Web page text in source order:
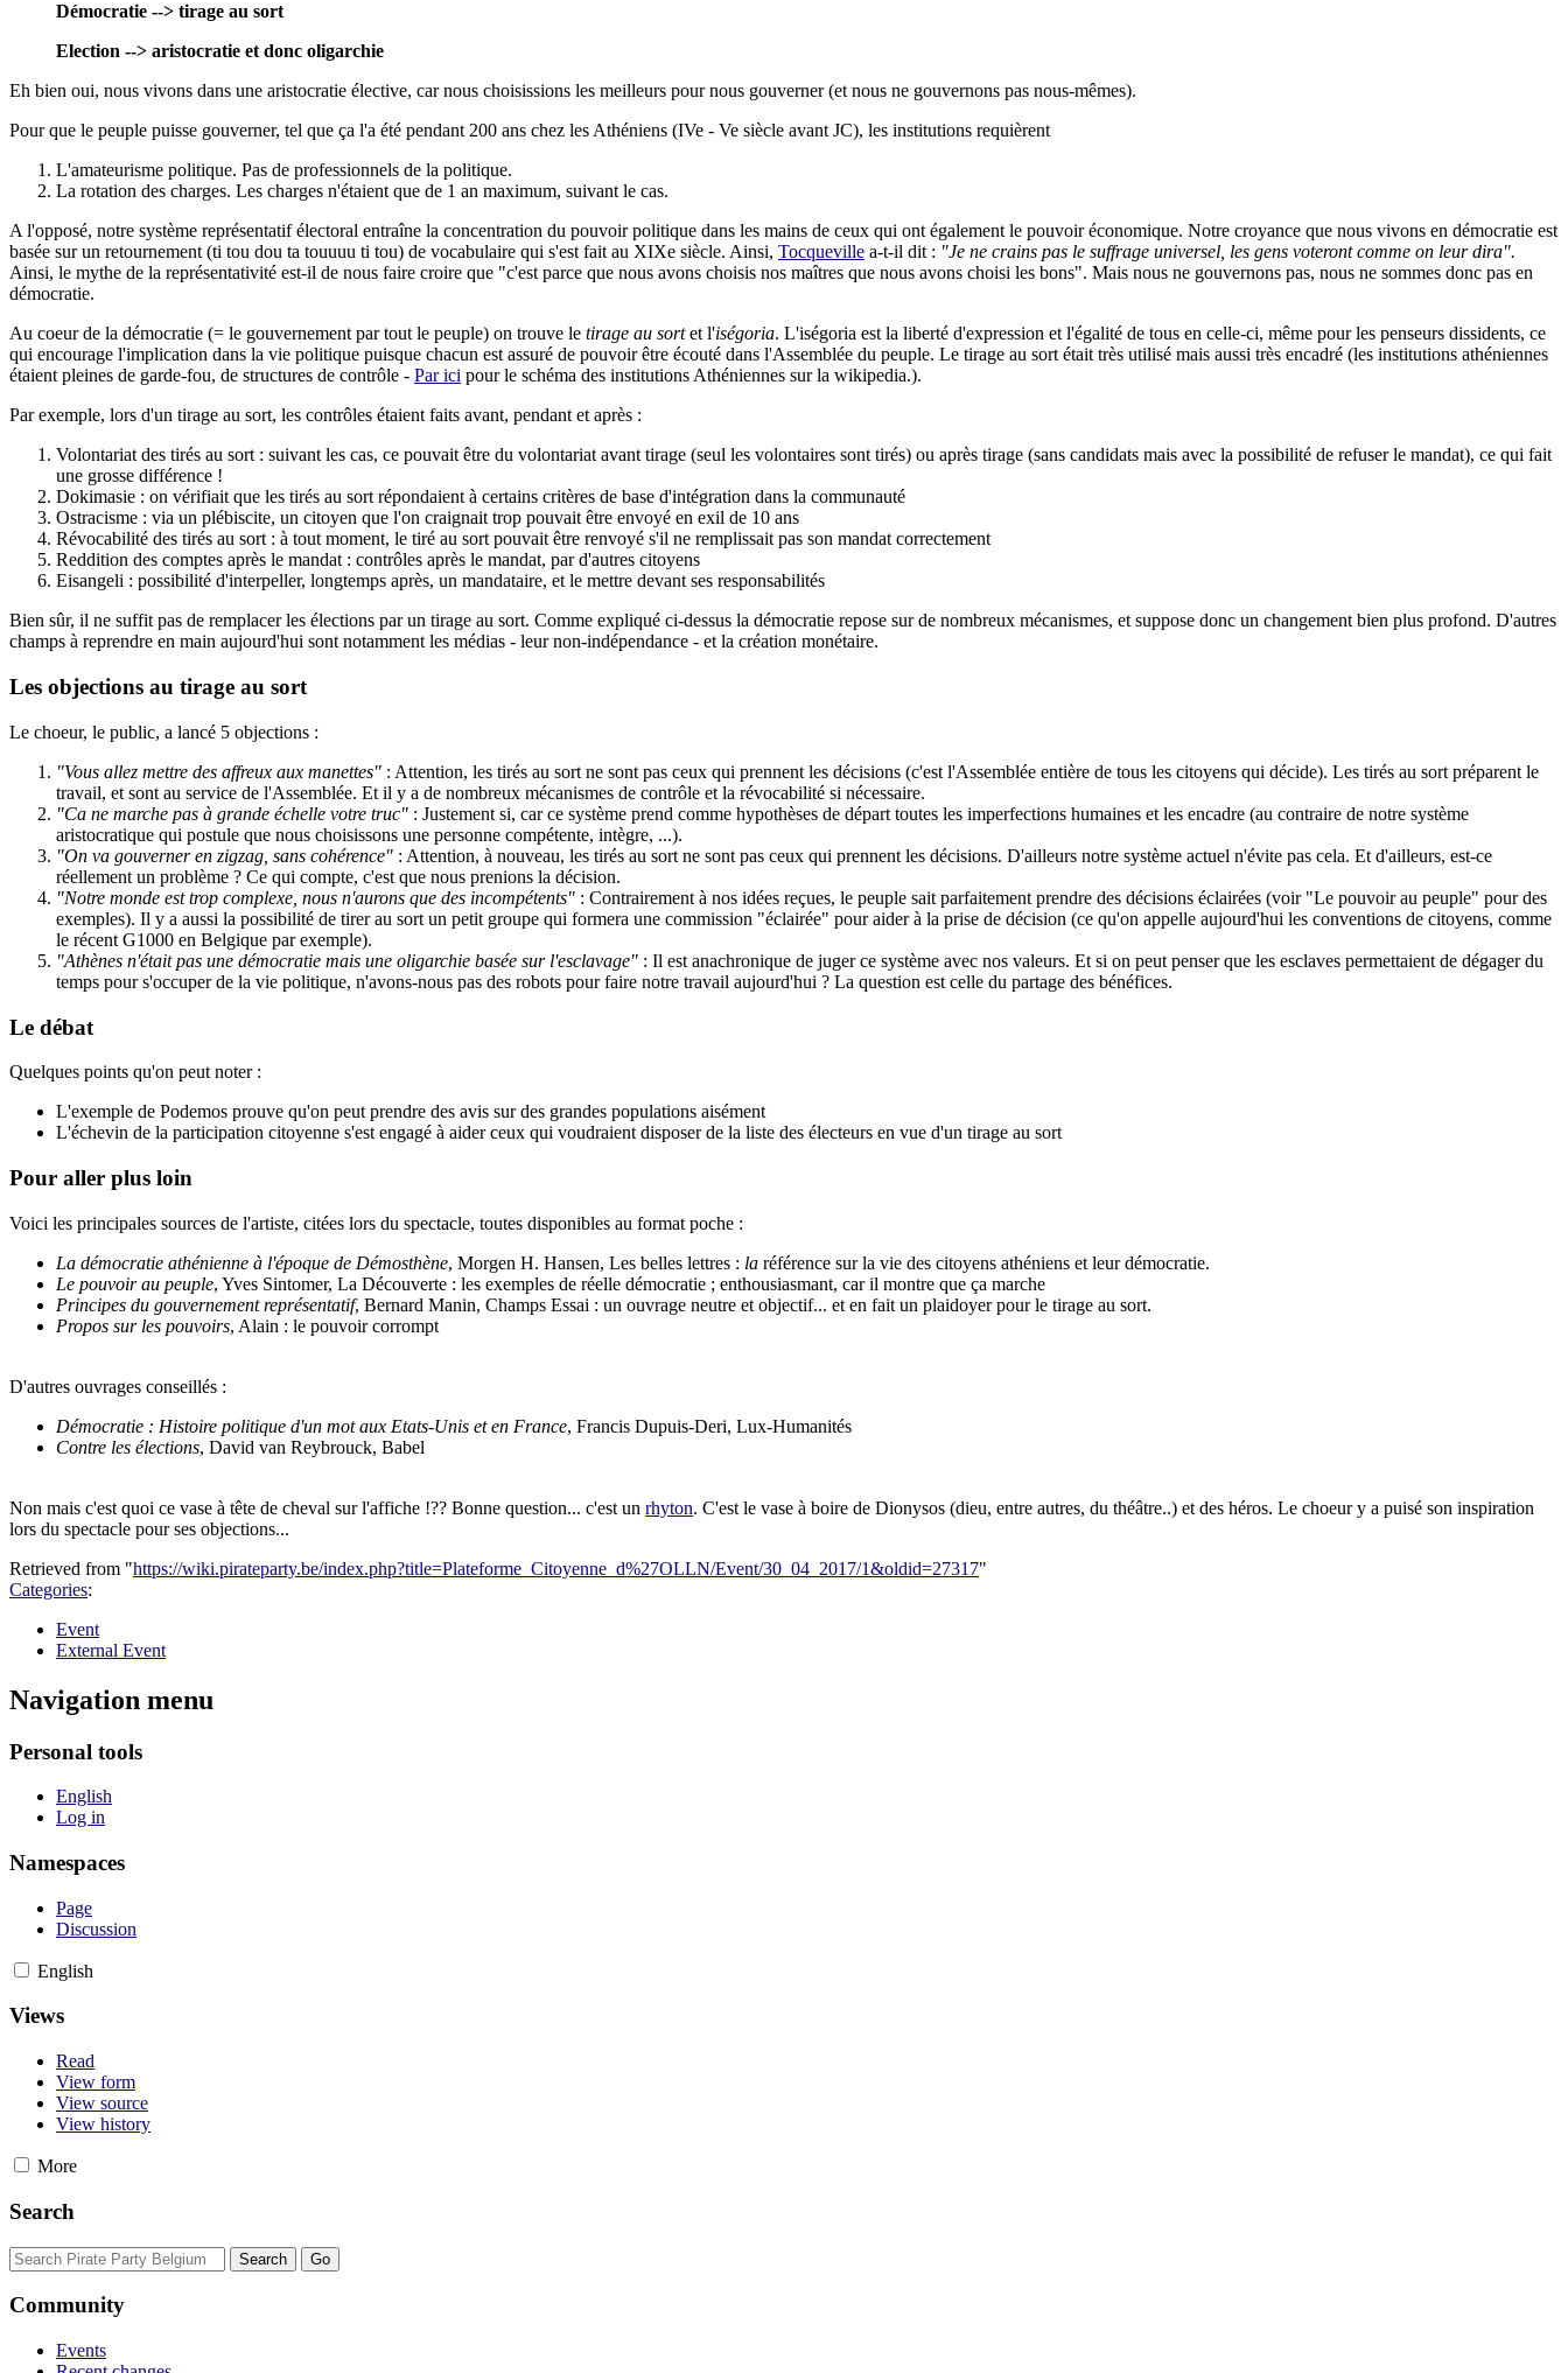
Démocratie --> tirage au sort
Election --> aristocratie et donc oligarchie
Eh bien oui, nous vivons dans une aristocratie élective, car nous choisissions les meilleurs pour nous gouverner (et nous ne gouvernons pas nous-mêmes).
Pour que le peuple puisse gouverner, tel que ça l'a été pendant 200 ans chez les Athéniens (IVe - Ve siècle avant JC), les institutions requièrent
L'amateurisme politique. Pas de professionnels de la politique.
La rotation des charges. Les charges n'étaient que de 1 an maximum, suivant le cas.
A l'opposé, notre système représentatif électoral entraîne la concentration du pouvoir politique dans les mains de ceux qui ont également le pouvoir économique. Notre croyance que nous vivons en démocratie est
basée sur un retournement (ti tou dou ta touuuu ti tou) de vocabulaire qui s'est fait au XIXe siècle. Ainsi, Tocqueville a-t-il dit : "Je ne crains pas le suffrage universel, les gens voteront comme on leur dira".
Ainsi, le mythe de la représentativité est-il de nous faire croire que "c'est parce que nous avons choisis nos maîtres que nous avons choisi les bons". Mais nous ne gouvernons pas, nous ne sommes donc pas en
démocratie.
Au coeur de la démocratie (= le gouvernement par tout le peuple) on trouve le tirage au sortet l'iségoria. L'iségoria est la liberté d'expression et l'égalité de tous en celle-ci, même pour les penseurs dissidents, ce
qui encourage l'implication dans la vie politique puisque chacun est assuré de pouvoir être écouté dans l'Assemblée du peuple. Le tirage au sort était très utilisé mais aussi très encadré (les institutions athéniennes
étaient pleines de garde-fou, de structures de contrôle - Par ici pour le schéma des institutions Athéniennes sur la wikipedia.).
Par exemple, lors d'un tirage au sort, les contrôles étaient faits avant, pendant et après :
Volontariat des tirés au sort : suivant les cas, ce pouvait être du volontariat avant tirage (seul les volontaires sont tirés) ou après tirage (sans candidats mais avec la possibilité de refuser le mandat), ce qui fait
une grosse différence !
Dokimasie : on vérifiait que les tirés au sort répondaient à certains critères de base d'intégration dans la communauté
Ostracisme : via un plébiscite, un citoyen que l'on craignait trop pouvait être envoyé en exil de 10 ans
Révocabilité des tirés au sort : à tout moment, le tiré au sort pouvait être renvoyé s'il ne remplissait pas son mandat correctement
Reddition des comptes après le mandat : contrôles après le mandat, par d'autres citoyens
Eisangeli : possibilité d'interpeller, longtemps après, un mandataire, et le mettre devant ses responsabilités
Bien sûr, il ne suffit pas de remplacer les élections par un tirage au sort. Comme expliqué ci-dessus la démocratie repose sur de nombreux mécanismes, et suppose donc un changement bien plus profond. D'autres
champs à reprendre en main aujourd'hui sont notamment les médias - leur non-indépendance - et la création monétaire.
Les objections au tirage au sort
Le choeur, le public, a lancé 5 objections :
"Vous allez mettre des affreux aux manettes" : Attention, les tirés au sort ne sont pas ceux qui prennent les décisions (c'est l'Assemblée entière de tous les citoyens qui décide). Les tirés au sort préparent le
travail, et sont au service de l'Assemblée. Et il y a de nombreux mécanismes de contrôle et la révocabilité si nécessaire.
"Ca ne marche pas à grande échelle votre truc" : Justement si, car ce système prend comme hypothèses de départ toutes les imperfections humaines et les encadre (au contraire de notre système
aristocratique qui postule que nous choisissons une personne compétente, intègre, ...).
"On va gouverner en zigzag, sans cohérence" : Attention, à nouveau, les tirés au sort ne sont pas ceux qui prennent les décisions. D'ailleurs notre système actuel n'évite pas cela. Et d'ailleurs, est-ce
réellement un problème ? Ce qui compte, c'est que nous prenions la décision.
"Notre monde est trop complexe, nous n'aurons que des incompétents" : Contrairement à nos idées reçues, le peuple sait parfaitement prendre des décisions éclairées (voir "Le pouvoir au peuple" pour des
exemples). Il y a aussi la possibilité de tirer au sort un petit groupe qui formera une commission "éclairée" pour aider à la prise de décision (ce qu'on appelle aujourd'hui les conventions de citoyens, comme
le récent G1000 en Belgique par exemple).
"Athènes n'était pas une démocratie mais une oligarchie basée sur l'esclavage" : Il est anachronique de juger ce système avec nos valeurs. Et si on peut penser que les esclaves permettaient de dégager du
temps pour s'occuper de la vie politique, n'avons-nous pas des robots pour faire notre travail aujourd'hui ? La question est celle du partage des bénéfices.
Le débat
Quelques points qu'on peut noter :
L'exemple de Podemos prouve qu'on peut prendre des avis sur des grandes populations aisément
L'échevin de la participation citoyenne s'est engagé à aider ceux qui voudraient disposer de la liste des électeurs en vue d'un tirage au sort
Pour aller plus loin
Voici les principales sources de l'artiste, citées lors du spectacle, toutes disponibles au format poche :
La démocratie athénienne à l'époque de Démosthène, Morgen H. Hansen, Les belles lettres : la référence sur la vie des citoyens athéniens et leur démocratie.
Le pouvoir au peuple, Yves Sintomer, La Découverte : les exemples de réelle démocratie ; enthousiasmant, car il montre que ça marche
Principes du gouvernement représentatif, Bernard Manin, Champs Essai : un ouvrage neutre et objectif... et en fait un plaidoyer pour le tirage au sort.
Propos sur les pouvoirs, Alain : le pouvoir corrompt
D'autres ouvrages conseillés :
Démocratie : Histoire politique d'un mot aux Etats-Unis et en France, Francis Dupuis-Deri, Lux-Humanités
Contre les élections, David van Reybrouck, Babel
Non mais c'est quoi ce vase à tête de cheval sur l'affiche !?? Bonne question... c'est un rhyton. C'est le vase à boire de Dionysos (dieu, entre autres, du théâtre..) et des héros. Le choeur y a puisé son inspiration
lors du spectacle pour ses objections...
Retrieved from "https://wiki.pirateparty.be/index.php?title=Plateforme_Citoyenne_d%27OLLN/Event/30_04_2017/1&oldid=27317"
Categories:
Event
External Event
Navigation menu
Personal tools
English
Log in
Namespaces
Page
Discussion
English
Views
Read
View form
View source
View history
More
Search
Community
Events